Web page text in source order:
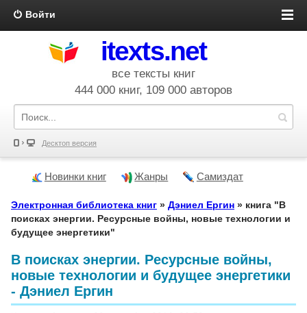
Войти
itexts.net
все тексты книг
444 000 книг, 109 000 авторов
Десктоп версия
Новинки книг Жанры Самиздат
Электронная библиотека книг » Дэниел Ергин » книга "В
поисках энергии. Ресурсные войны, новые технологии и
будущее энергетики"
В поисках энергии. Ресурсные войны,
новые технологии и будущее энергетики
- Дэниел Ергин